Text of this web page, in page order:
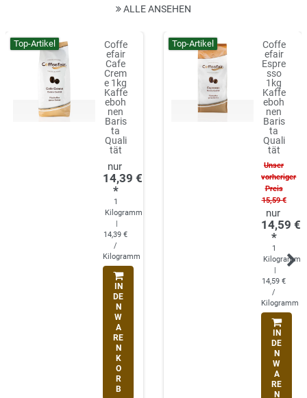
ALLE ANSEHEN
Top-Artikel
Coffe
efair
Cafe
Crem
e 1kg
Kaffe
eboh
nen
Baris
ta
Quali
tät
14,39 €
*
1
Kilogramm
|
14,39 €
/
Kilogramm
IN
DE
N
W
A
RE
N
K
O
R
B
Top-Artikel
Coffe
efair
Espre
sso
1kg
Kaffe
eboh
nen
Baris
ta
Quali
tät
Unser
vorheriger
Preis
15,59 €
14,59 €
*
1
Kilogramm
|
14,59 €
/
Kilogramm
IN
DE
N
W
A
RE
N